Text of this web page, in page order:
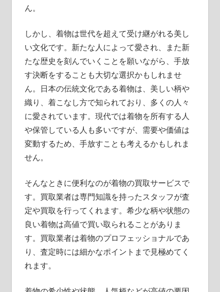
ん。
しかし、着物は世代を超えて受け継がれる美し
い文化です。新たな人によって愛され、また新
たな歴史を刻んでいくことを願いながら、手放
す決断をすることも大切な選択かもしれませ
ん。日本の伝統文化である着物は、美しい柄や
織り、着こなし方で知られており、多くの人々
に愛されています。現代では着物を所有する人
や保管している人も多いですが、需要や価値は
変動するため、手放すことも考えるかもしれま
せん。
そんなときに便利なのが着物の買取サービスで
す。買取業者は専門知識を持ったスタッフが査
定や買取を行ってくれます。希少な柄や状態の
良い着物は高値で買い取られることがありま
す。買取業者は着物のプロフェッショナルであ
り、査定時には細かなポイントまで見極めてく
れます。